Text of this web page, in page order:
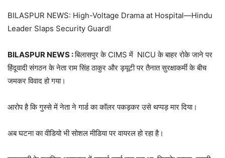
BILASPUR NEWS: High-Voltage Drama at Hospital—Hindu
Leader Slaps Security Guard!
BILASPUR NEWS :बिलासपुर के CIMS में NICU के बाहर रोके जाने पर
हिंदूवादी संगठन के नेता राम सिंह ठाकुर और ड्यूटी पर तैनात सुरक्षाकर्मी के बीच
जमकर विवाद हो गया।
आरोप है कि गुस्से में नेता ने गार्ड का कॉलर पकड़कर उसे थप्पड़ मार दिया।
अब घटना का वीडियो भी सोशल मीडिया पर वायरल हो रहा है।